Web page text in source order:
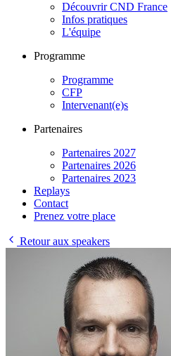
Découvrir CND France
Infos pratiques
L'équipe
Programme
Programme
CFP
Intervenant(e)s
Partenaires
Partenaires 2027
Partenaires 2026
Partenaires 2023
Replays
Contact
Prenez votre place
Retour aux speakers